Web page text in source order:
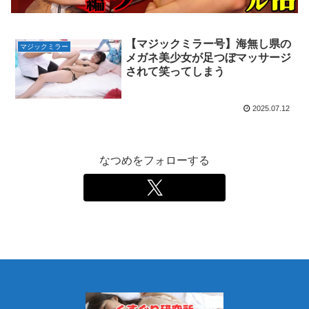
マジックミラー
【マジックミラー号】海無し県の
メガネ美少女が足つぼマッサージ
されて笑ってしまう
2025.07.12
なつめをフォローする